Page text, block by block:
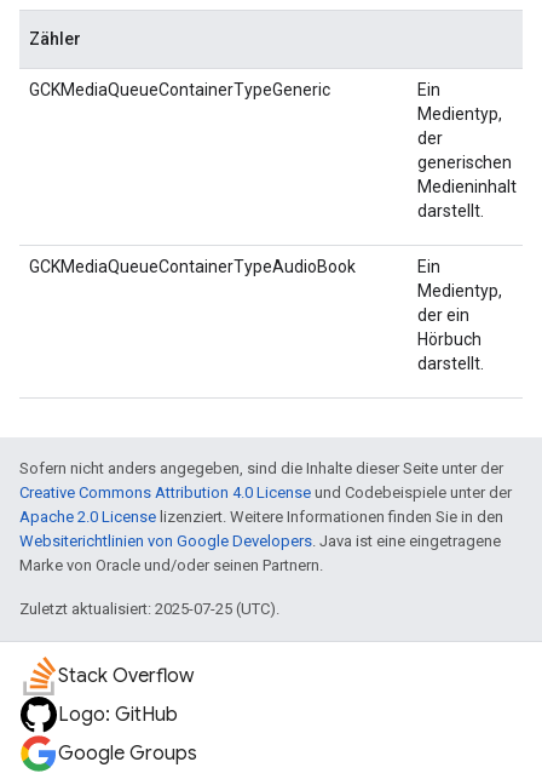
Zähler
GCKMediaQueueContainerTypeGeneric
Ein
Medientyp,
der
generischen
Medieninhalt
darstellt.
GCKMediaQueueContainerTypeAudioBook
Ein
Medientyp,
der ein
Hörbuch
darstellt.
Sofern nicht anders angegeben, sind die Inhalte dieser Seite unter der
Creative Commons Attribution 4.0 License und Codebeispiele unter der
Apache 2.0 License lizenziert. Weitere Informationen finden Sie in den
Websiterichtlinien von Google Developers. Java ist eine eingetragene
Marke von Oracle und/oder seinen Partnern.
Zuletzt aktualisiert: 2025-07-25 (UTC).
Stack Overflow
Logo: GitHub
Google Groups